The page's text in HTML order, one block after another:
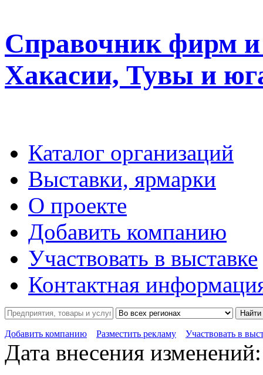
Справочник фирм и
Хакасии, Тувы и
Каталог организаций
Выставки, ярмарки
О проекте
Добавить компанию
Участвовать в выставке
Контактная
Найти
Добавить компанию Разместить рекламу Участвовать в
Дата внесения